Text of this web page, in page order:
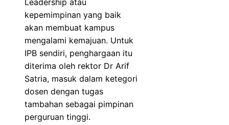
kepemimpinan yang baik
akan membuat kampus
mengalami kemajuan. Untuk
IPB sendiri, penghargaan itu
diterima oleh rektor Dr Arif
Satria, masuk dalam ketegori
dosen dengan tugas
tambahan sebagai pimpinan
perguruan tinggi.